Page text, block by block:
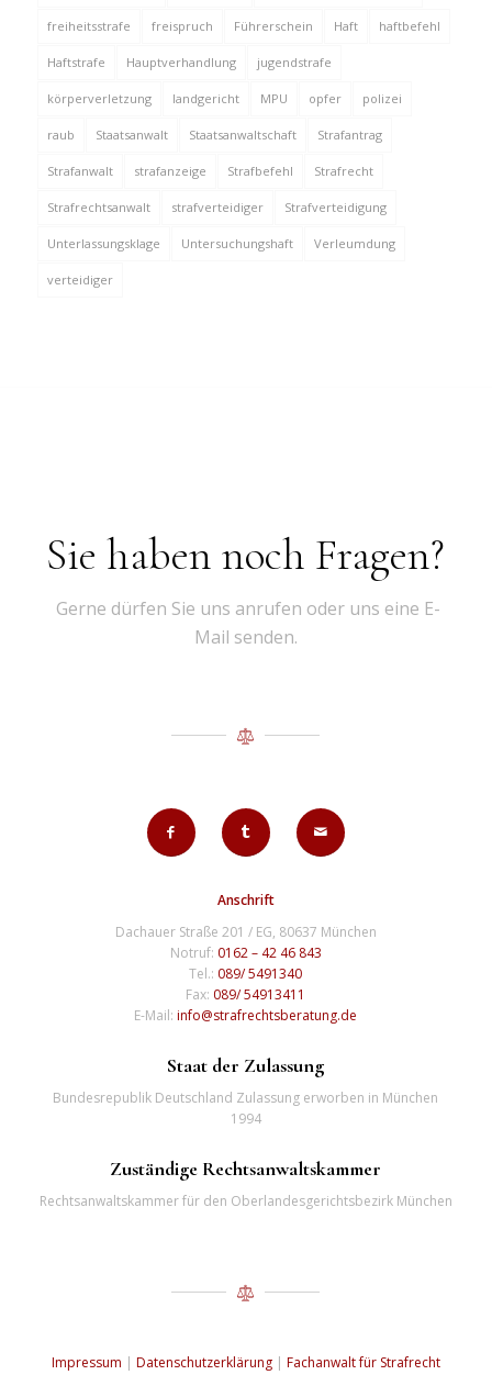
freiheitsstrafe freispruch Führerschein Haft haftbefehl
Haftstrafe Hauptverhandlung jugendstrafe
körperverletzung landgericht MPU opfer polizei
raub Staatsanwalt Staatsanwaltschaft Strafantrag
Strafanwalt strafanzeige Strafbefehl Strafrecht
Strafrechtsanwalt strafverteidiger Strafverteidigung
Unterlassungsklage Untersuchungshaft Verleumdung
verteidiger
Sie haben noch Fragen?
Gerne dürfen Sie uns anrufen oder uns eine E-
Mail senden.
Anschrift
Dachauer Straße 201 / EG, 80637 München
Notruf: 0162 – 42 46 843
Tel.: 089/ 5491340
Fax: 089/ 54913411
E-Mail:info@strafrechtsberatung.de
Staat der Zulassung
Bundesrepublik Deutschland Zulassung erworben in München
1994
Zuständige Rechtsanwaltskammer
Rechtsanwaltskammer für den Oberlandesgerichtsbezirk München
Impressum | Datenschutzerklärung| Fachanwalt für Strafrecht